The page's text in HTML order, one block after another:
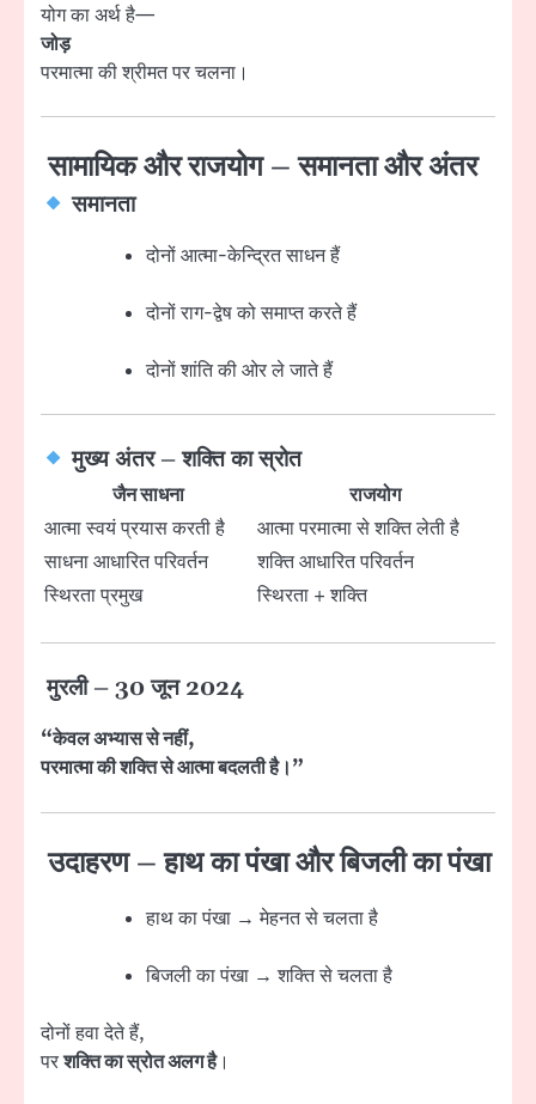
योग का अर्थ है—
जोड़
परमात्मा की श्रीमत पर चलना।
सामायिक और राजयोग – समानता और अंतर
समानता
दोनों आत्मा-केन्द्रित साधन हैं
दोनों राग-द्वेष को समाप्त करते हैं
दोनों शांति की ओर ले जाते हैं
मुख्य अंतर – शक्ति का स्रोत
जैन साधना
राजयोग
आत्मा स्वयं प्रयास करती है
आत्मा परमात्मा से शक्ति लेती है
साधना आधारित परिवर्तन
शक्ति आधारित परिवर्तन
स्थिरता प्रमुख
स्थिरता + शक्ति
मुरली – 30 जून 2024
“केवल अभ्यास से नहीं,
परमात्मा की शक्ति से आत्मा बदलती है।”
उदाहरण – हाथ का पंखा और बिजली का पंखा
हाथ का पंखा → मेहनत से चलता है
बिजली का पंखा → शक्ति से चलता है
दोनों हवा देते हैं,
परशक्ति का स्रोत अलग है।